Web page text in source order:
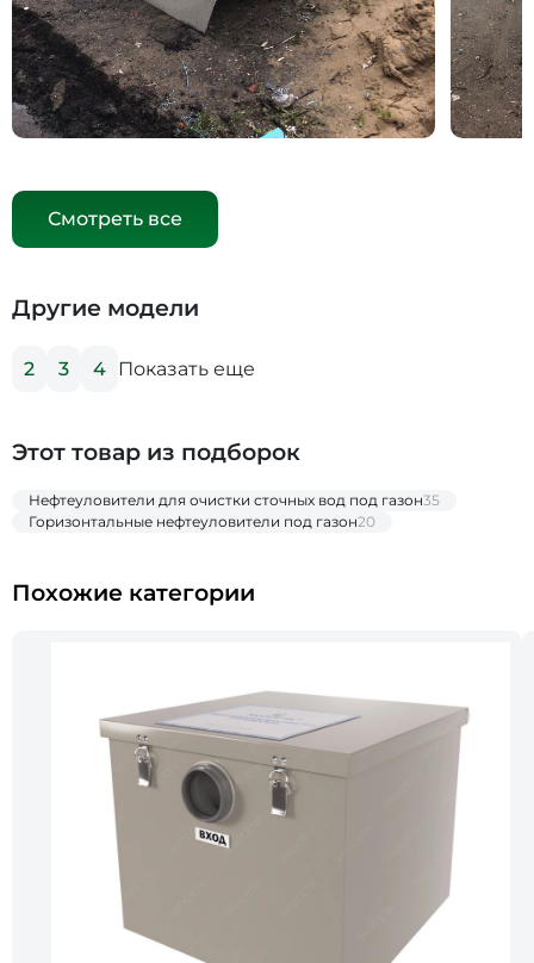
Смотреть все
Другие модели
2 3 4 Показать еще
Этот товар из подборок
Нефтеуловители для очистки сточных вод под газон35
Горизонтальные нефтеуловители под газон20
Похожие категории